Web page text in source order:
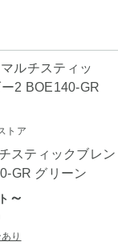
トア
スティックブレン
GR グリーン
～
り